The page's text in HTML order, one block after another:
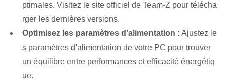
ptimales. Visitez le site officiel de Team-Z pour télécha
rger les dernières versions.
Optimisez les paramètres d'alimentation : Ajustez le
s paramètres d'alimentation de votre PC pour trouver
un équilibre entre performances et efficacité énergétiq
ue.